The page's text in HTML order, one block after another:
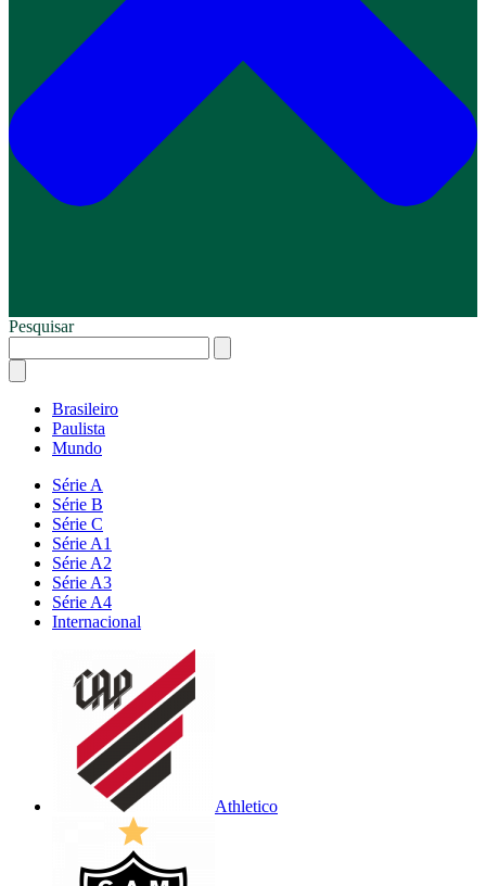
Pesquisar
Brasileiro
Paulista
Mundo
Série A
Série B
Série C
Série A1
Série A2
Série A3
Série A4
Internacional
Athletico